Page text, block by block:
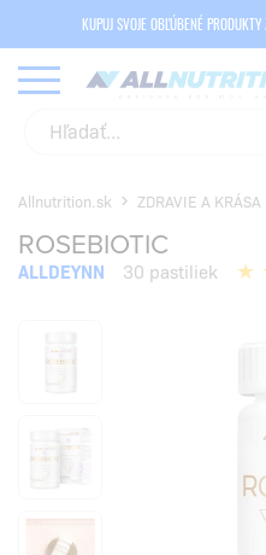
KUPUJ SVOJE OBĽÚBENÉ
Allnutrition.sk ZDRAVIE A KRÁSA
ROSEBIOTIC
ALLDEYNN 30 pastiliek